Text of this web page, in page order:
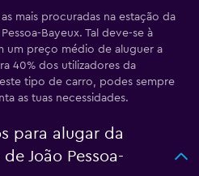
mais procuradas na estação da
Bayeux. Tal deve-se à
um preço médio de aluguer a
40% dos utilizadores da
tipo de carro, podes sempre
as tuas necessidades.
para alugar da
João Pessoa-